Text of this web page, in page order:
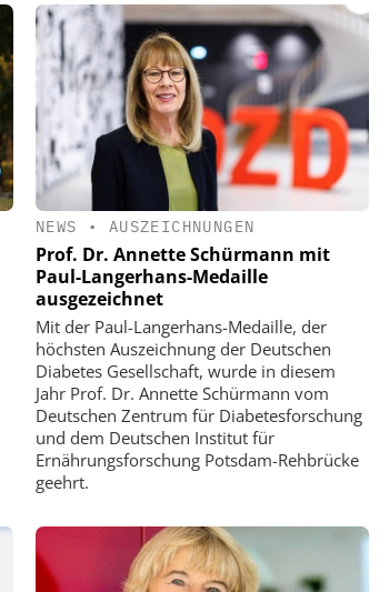
NEWS • AUSZEICHNUNGEN
Prof. Dr. Annette Schürmann mit
Paul-Langerhans-Medaille
ausgezeichnet
Mit der Paul-Langerhans-Medaille, der
höchsten Auszeichnung der Deutschen
Diabetes Gesellschaft, wurde in diesem
Jahr Prof. Dr. Annette Schürmann vom
Deutschen Zentrum für Diabetesforschung
und dem Deutschen Institut für
Ernährungsforschung Potsdam-Rehbrücke
geehrt.